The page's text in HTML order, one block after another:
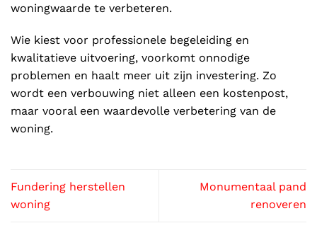
woningwaarde te verbeteren.
Wie kiest voor professionele begeleiding en
kwalitatieve uitvoering, voorkomt onnodige
problemen en haalt meer uit zijn investering. Zo
wordt een verbouwing niet alleen een kostenpost,
maar vooral een waardevolle verbetering van de
woning.
Fundering herstellen
woning
Monumentaal pand
renoveren